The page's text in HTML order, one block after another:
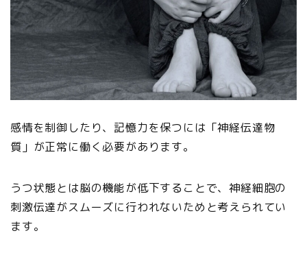
感情を制御したり、記憶力を保つには「神経伝達物
質」が正常に働く必要があります。
うつ状態とは脳の機能が低下することで、神経細胞の
刺激伝達がスムーズに行われないためと考えられてい
ます。